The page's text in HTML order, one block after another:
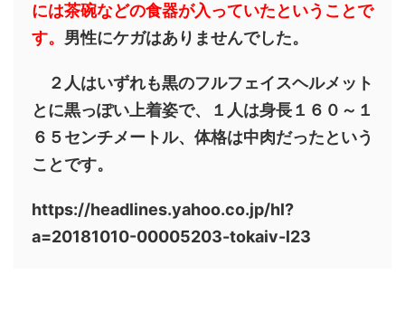
には茶碗などの食器が入っていたということで
す。 男性にケガはありませんでした。
２人はいずれも黒のフルフェイスヘルメット
とに黒っぽい上着姿で、１人は身長１６０～１
６５センチメートル、体格は中肉だったという
ことです。
https://headlines.yahoo.co.jp/hl?
a=20181010-00005203-tokaiv-l23